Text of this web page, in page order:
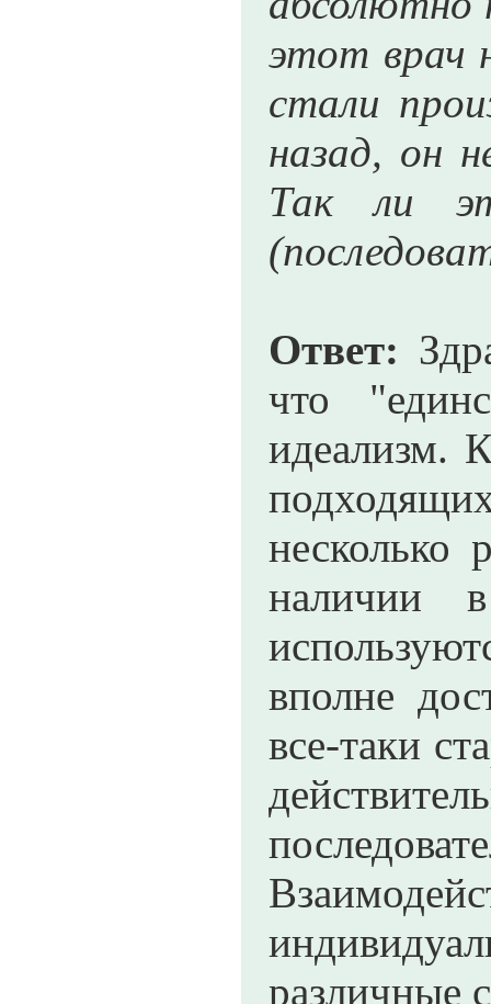
этот врач
стали
назад, он
Так ли
Ответ:
что
идеализм.
несколько
наличии
вполне
все-таки
различные